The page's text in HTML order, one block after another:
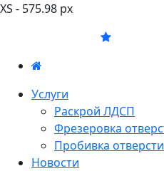
XS - 575.98 px
Услуги
Раскрой ЛДСП
Фрезеровка
Пробивка
Новости